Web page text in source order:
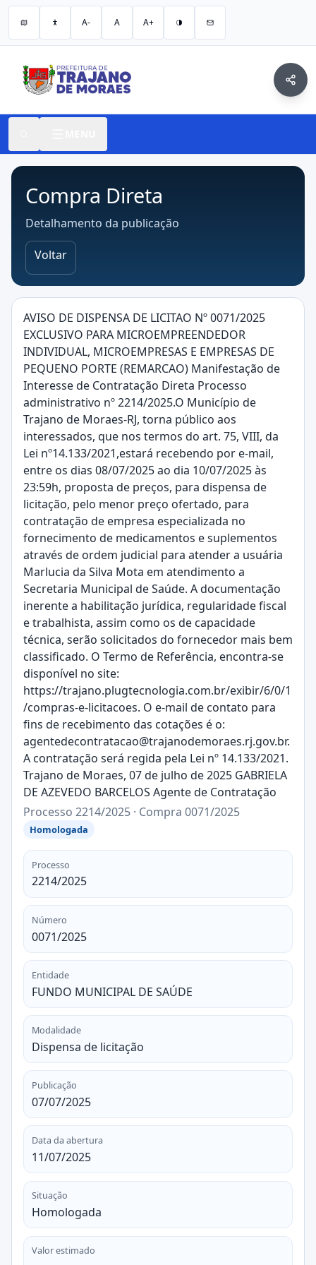
A- A A+
Compra Direta
Detalhamento da publicação
Voltar
AVISO DE DISPENSA DE LICITAO Nº 0071/2025
EXCLUSIVO PARA MICROEMPREENDEDOR
INDIVIDUAL, MICROEMPRESAS E EMPRESAS DE
PEQUENO PORTE (REMARCAO) Manifestação de
Interesse de Contratação Direta Processo
administrativo nº 2214/2025.O Município de
Trajano de Moraes-RJ, torna público aos
interessados, que nos termos do art. 75, VIII, da
Lei nº14.133/2021,estará recebendo por e-mail,
entre os dias 08/07/2025 ao dia 10/07/2025 às
23:59h, proposta de preços, para dispensa de
licitação, pelo menor preço ofertado, para
contratação de empresa especializada no
fornecimento de medicamentos e suplementos
através de ordem judicial para atender a usuária
Marlucia da Silva Mota em atendimento a
Secretaria Municipal de Saúde. A documentação
inerente a habilitação jurídica, regularidade fiscal
e trabalhista, assim como os de capacidade
técnica, serão solicitados do fornecedor mais bem
classificado. O Termo de Referência, encontra-se
disponível no site:
https://trajano.plugtecnologia.com.br/exibir/6/0/1
/compras-e-licitacoes. O e-mail de contato para
fins de recebimento das cotações é o:
agentedecontratacao@trajanodemoraes.rj.gov.br.
A contratação será regida pela Lei nº 14.133/2021.
Trajano de Moraes, 07 de julho de 2025 GABRIELA
DE AZEVEDO BARCELOS Agente de Contratação
Processo 2214/2025 · Compra 0071/2025
Homologada
Processo
2214/2025
Número
0071/2025
Entidade
FUNDO MUNICIPAL DE SAÚDE
Modalidade
Dispensa de licitação
Publicação
07/07/2025
Data da abertura
11/07/2025
Situação
Homologada
Valor estimado